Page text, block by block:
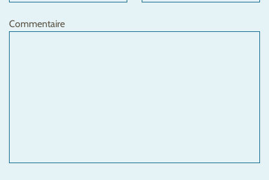
Commentaire